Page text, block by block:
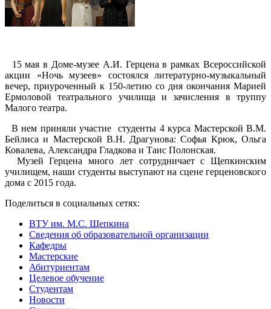
15 мая в Доме-музее А.И. Герцена в рамках Всероссийской
акции «Ночь музеев» состоялся литературно-музыкальный
вечер, приуроченный к 150-летию со дня окончания Марией
Ермоловой театрального училища и зачисления в труппу
Малого театра.
В нем приняли участие студенты 4 курса Мастерской В.М.
Бейлиса и Мастерской В.Н. Драгунова: Софья Крюк, Ольга
Ковалева, Александра Гладкова и Таис Полонская.
Музей Герцена много лет сотрудничает с Щепкинским
училищем, наши студенты выступают на сцене герценовского
дома с 2015 года.
Поделиться в социальных сетях:
ВТУ им. М.С. Щепкина
Сведения об образовательной организации
Кафедры
Мастерские
Абитуриентам
Целевое обучение
Студентам
Новости